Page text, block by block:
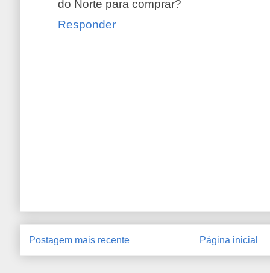
do Norte para comprar?
Responder
Postagem mais recente Página inicial